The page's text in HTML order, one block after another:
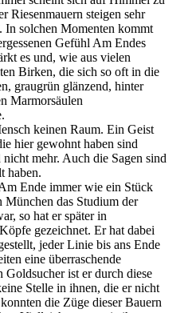
Riesenmauern steigen sehr
In solchen Momenten kommt
Gefühl Am Endes
es und, wie aus vielen
Birken, die sich so oft in die
graugrün glänzend, hinter
Marmorsäulen
keinen Raum. Ein Geist
hier gewohnt haben sind
mehr. Auch die Sagen sind
haben.
Ende immer wie ein Stück
das Studium der
so hat er später in
gezeichnet. Er hat dabei
jeder Linie bis ans Ende
eine überraschende
ist er durch diese
Stelle in ihnen, die er nicht
die Züge dieser Bauern